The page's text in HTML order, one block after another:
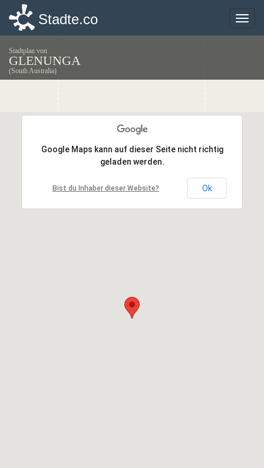
Toggle
Stadte.co
Stadtplan von
GLENUNGA
(South Australia)
Google Maps kann auf dieser Seite nicht richtig
geladen werden.
Bist du Inhaber dieser Website? Ok
Google Maps kann auf dieser Seite nicht richtig
geladen werden.
Bist du Inhaber dieser Website? Ok
Toggle
Stadte.co